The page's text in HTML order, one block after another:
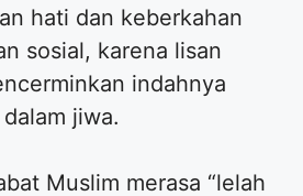
hati dan keberkahan
sosial, karena lisan
indahnya
jiwa.
Muslim merasa “lelah